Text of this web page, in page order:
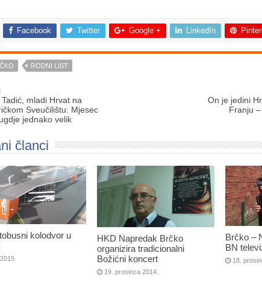
Facebook Twitter Google + LinkedIn
RODNI LIST
mladi Hrvat na
Sveučilištu: Mjesec
jednako velik
On je jedini
Franju
članci
kolodvor u
HKD Napredak Brčko
organizira tradicionalni
Božićni koncert
19. prosinca 2014.
Brčko –
BN
18.